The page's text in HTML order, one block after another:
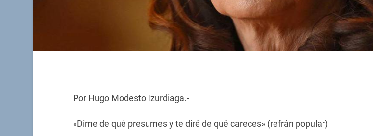
Por Hugo Modesto Izurdiaga.-
«Dime de qué presumes y te diré de qué careces» (refrán popular)